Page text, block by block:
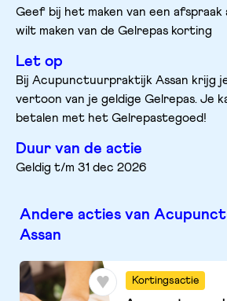
Geef bij het maken van een afspraak
wilt maken van de Gelrepas korting
Let op
Bij Acupunctuurpraktijk Assan krijg
vertoon van je geldige Gelrepas. Je
betalen met het Gelrepastegoed!
Duur van de actie
Geldig t/m 31 dec 2026
Andere acties van
Assan
Kortingsactie